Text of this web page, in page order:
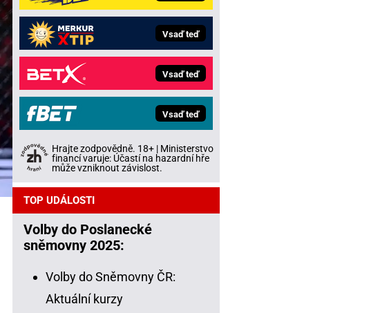
Vsaď teď
Vsaď teď
Vsaď teď
Hrajte zodpovědně. 18+ | Ministerstvo
financí varuje: Účastí na hazardní hře
může vzniknout závislost.
TOP UDÁLOSTI
Volby do Poslanecké
sněmovny 2025:
Volby do Sněmovny ČR:
Aktuální kurzy